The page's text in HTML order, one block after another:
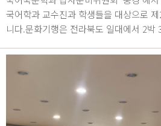
국어학과 교수진과 학생들을 대상으로
니다.문화기행은 전라북도 일대에서 2박
장을 마련하였습니다.2024년 5월 9, 10,